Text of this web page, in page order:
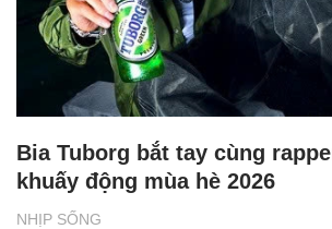
NHỊP SỐNG
Bia Tuborg bắt tay cùng
khuấy động mùa hè 2026